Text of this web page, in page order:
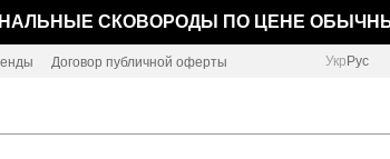
СКОВОРОДЫ ПО ЦЕНЕ
Договор публичной оферты Укр Рус